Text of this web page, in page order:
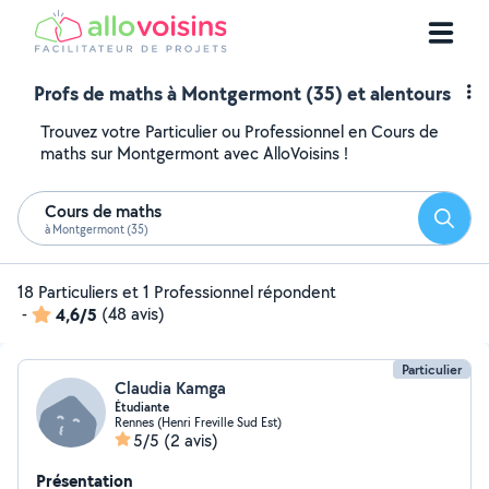
Profs de maths à Montgermont (35) et alentours
Trouvez votre Particulier ou Professionnel en Cours de
maths sur Montgermont avec AlloVoisins !
Cours de maths
à Montgermont (35)
18 Particuliers et 1 Professionnel répondent
-
4,6/5 (48 avis)
Particulier
Claudia Kamga
Étudiante
Rennes (Henri Freville Sud Est)
5/5 (2 avis)
Présentation